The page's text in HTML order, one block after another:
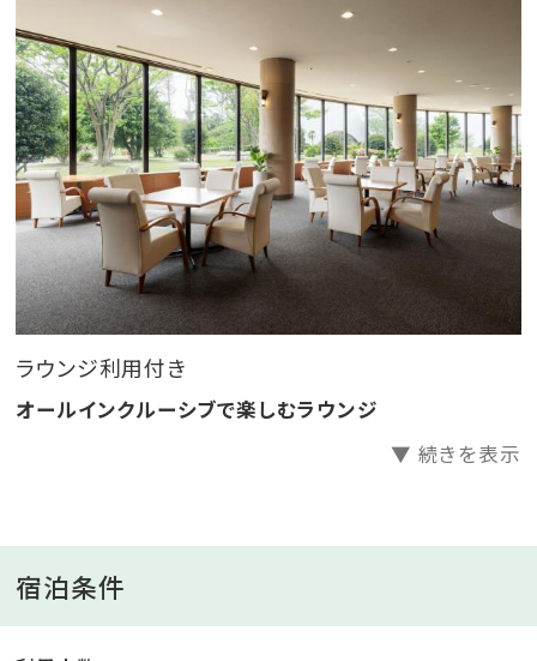
す。
※この商品は個人利用のお客様を対象とした「インター
ネット販売限定」のプランとなっております。
旅行代理店様・ランドオペレーター様等、再販・転売を
目的としたご予約はお受けできません。
ラウンジ利用付き
オールインクルーシブで楽しむラウンジ
▼ 続きを表示
宿泊条件